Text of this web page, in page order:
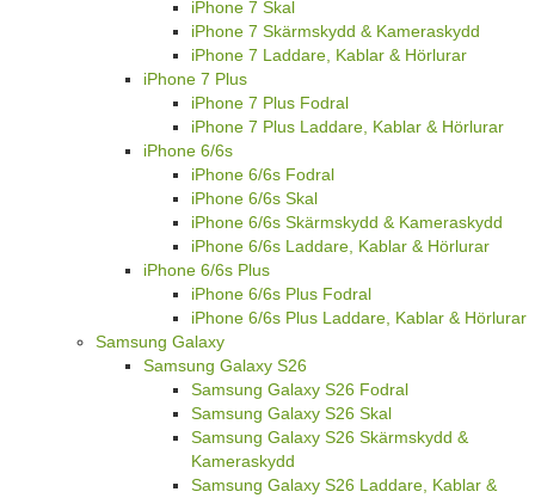
iPhone 7 Skal
iPhone 7 Skärmskydd & Kameraskydd
iPhone 7 Laddare, Kablar & Hörlurar
iPhone 7 Plus
iPhone 7 Plus Fodral
iPhone 7 Plus Laddare, Kablar & Hörlurar
iPhone 6/6s
iPhone 6/6s Fodral
iPhone 6/6s Skal
iPhone 6/6s Skärmskydd & Kameraskydd
iPhone 6/6s Laddare, Kablar & Hörlurar
iPhone 6/6s Plus
iPhone 6/6s Plus Fodral
iPhone 6/6s Plus Laddare, Kablar & Hörlurar
Samsung Galaxy
Samsung Galaxy S26
Samsung Galaxy S26 Fodral
Samsung Galaxy S26 Skal
Samsung Galaxy S26 Skärmskydd &
Kameraskydd
Samsung Galaxy S26 Laddare, Kablar &